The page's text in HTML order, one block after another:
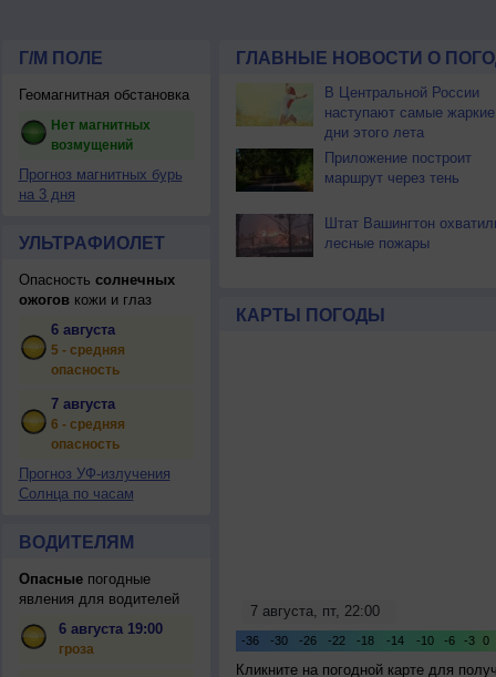
Г/М ПОЛЕ
Геомагнитная обстановка
Нет магнитных
возмущений
Прогноз магнитных бурь
на 3 дня
УЛЬТРАФИОЛЕТ
Опасность солнечных
ожоговкожи и глаз
6 августа
5 - средняя
опасность
7 августа
6 - средняя
опасность
Прогноз УФ-излучения
Солнца по часам
ВОДИТЕЛЯМ
Опасныепогодные
явления для водителей
6 августа 19:00
гроза
ГЛАВНЫЕ НОВОСТИ О
В Центральной России
наступают самые жаркие
дни этого лета
Приложение построит
маршрут через тень
Штат Вашингтон
лесные пожары
КАРТЫ ПОГОДЫ
Кликните на погодной карте для